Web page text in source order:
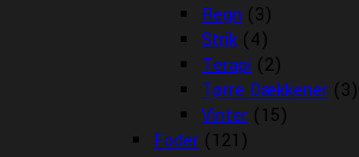
Regn (3)
Strik (4)
Terapi (2)
Tørre Dækkener (3)
Vinter (15)
Foder (121)